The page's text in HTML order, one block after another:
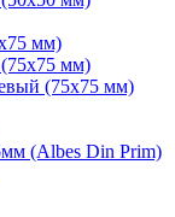
мм)
мм)
(75х75 мм)
(Albes Din Prim)